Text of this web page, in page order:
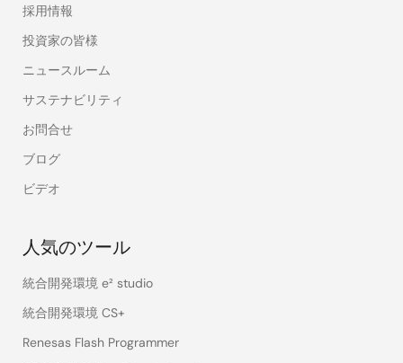
採用情報
投資家の皆様
ニュースルーム
サステナビリティ
お問合せ
ブログ
ビデオ
人気のツール
統合開発環境 e² studio
統合開発環境 CS+
Renesas Flash Programmer